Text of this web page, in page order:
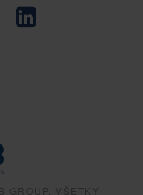
GROUP, VŠETKY